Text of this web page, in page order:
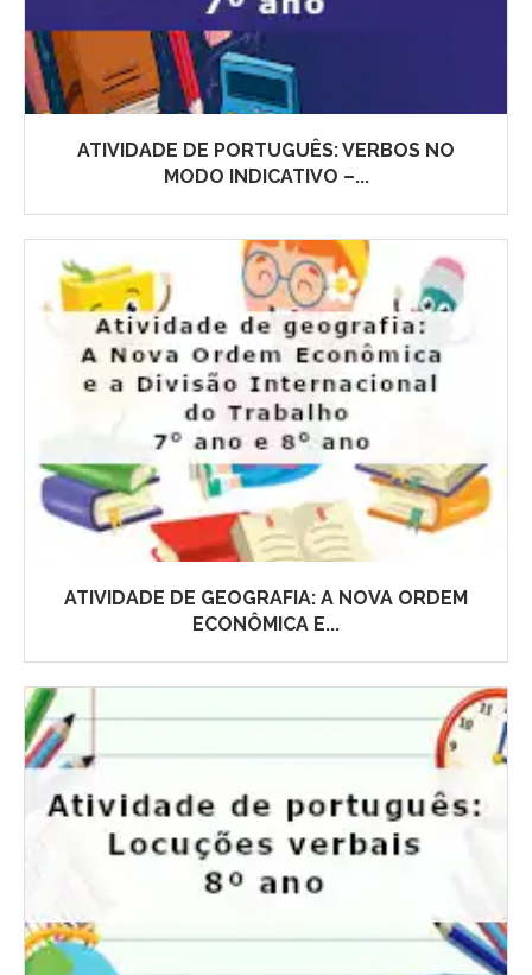
ATIVIDADE DE PORTUGUÊS: VERBOS NO
MODO INDICATIVO –...
ATIVIDADE DE GEOGRAFIA: A NOVA ORDEM
ECONÔMICA E...